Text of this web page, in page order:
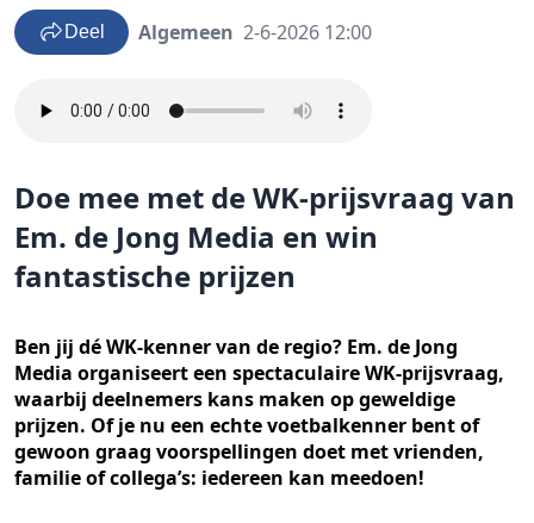
Deel Algemeen 2-6-2026 12:00
Doe mee met de WK-prijsvraag van
Em. de Jong Media en win
fantastische prijzen
Ben jij dé WK-kenner van de regio? Em. de Jong
Media organiseert een spectaculaire WK-prijsvraag,
waarbij deelnemers kans maken op geweldige
prijzen. Of je nu een echte voetbalkenner bent of
gewoon graag voorspellingen doet met vrienden,
familie of collega’s: iedereen kan meedoen!